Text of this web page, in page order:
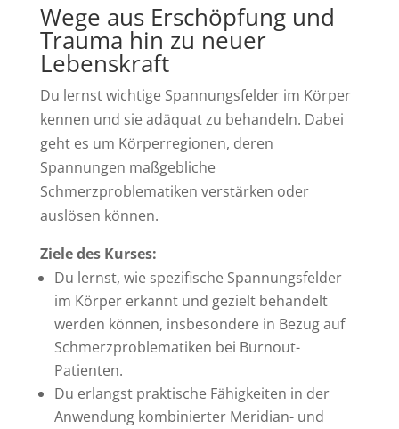
Wege aus Erschöpfung und
Trauma hin zu neuer
Lebenskraft
Du lernst wichtige Spannungsfelder im Körper
kennen und sie adäquat zu behandeln. Dabei
geht es um Körperregionen, deren
Spannungen maßgebliche
Schmerzproblematiken verstärken oder
auslösen können.
Ziele des Kurses:
Du lernst, wie spezifische Spannungsfelder
im Körper erkannt und gezielt behandelt
werden können, insbesondere in Bezug auf
Schmerzproblematiken bei Burnout-
Patienten.
Du erlangst praktische Fähigkeiten in der
Anwendung kombinierter Meridian- und